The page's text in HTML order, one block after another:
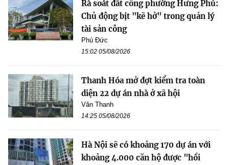
Rà soát đất công phường Hưng Phú:
Chủ động bịt "kẽ hở" trong quản lý
tài sản công
Phú Đức
15:02 05/08/2026
Thanh Hóa mở đợt kiểm tra toàn
diện 22 dự án nhà ở xã hội
Văn Thanh
14:25 05/08/2026
Hà Nội sẽ có khoảng 170 dự án với
khoảng 4.000 căn hộ được "hồi